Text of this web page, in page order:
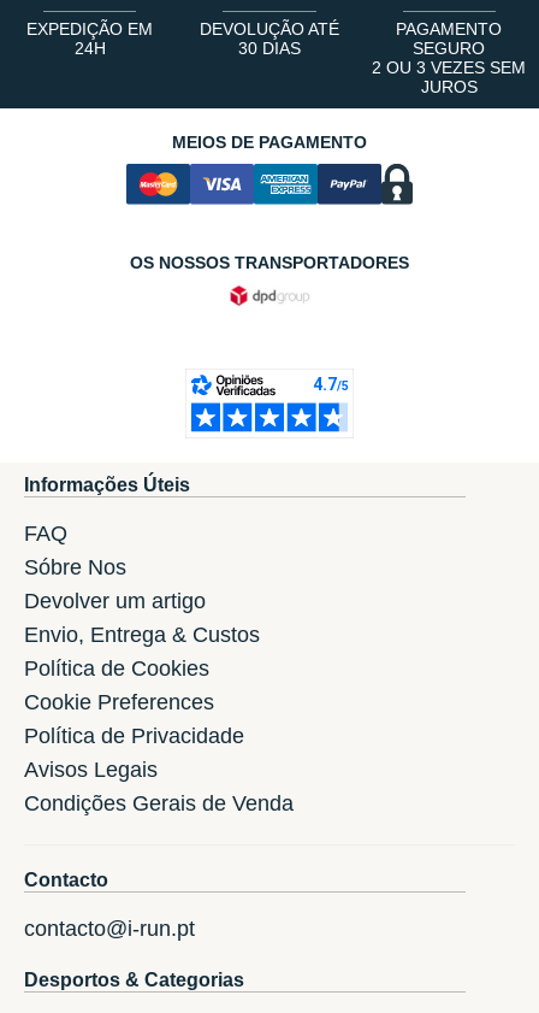
EXPEDIÇÃO EM
24H
DEVOLUÇÃO ATÉ
30 DIAS
PAGAMENTO
SEGURO
2 OU 3 VEZES SEM
JUROS
MEIOS DE PAGAMENTO
OS NOSSOS TRANSPORTADORES
Informações Úteis
FAQ
Sóbre Nos
Devolver um artigo
Envio, Entrega & Custos
Política de Cookies
Cookie Preferences
Política de Privacidade
Avisos Legais
Condições Gerais de Venda
Contacto
contacto@i-run.pt
Desportos & Categorias